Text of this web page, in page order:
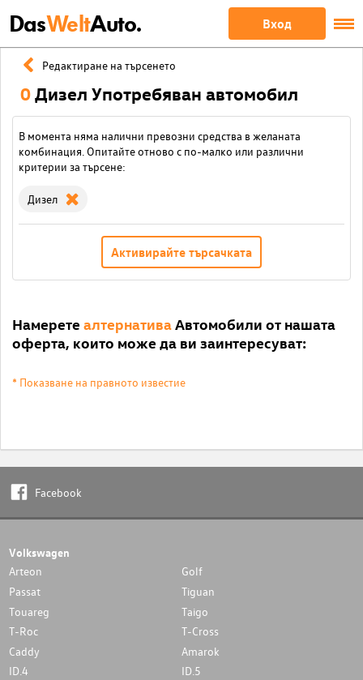
DasWeltAuto. Вход
Редактиране на търсенето
0Дизел Употребяван автомобил
В момента няма налични превозни средства в желаната
комбинация. Опитайте отново с по-малко или различни
критерии за търсене:
Дизел
Активирайте търсачката
Намерете алтернативаАвтомобили от нашата
оферта, които може да ви заинтересуват:
* Показване на правното известие
Facebook
Volkswagen
Arteon
Golf
Passat
Tiguan
Touareg
Taigo
T-Roc
T-Cross
Caddy
Amarok
ID.4
ID.5